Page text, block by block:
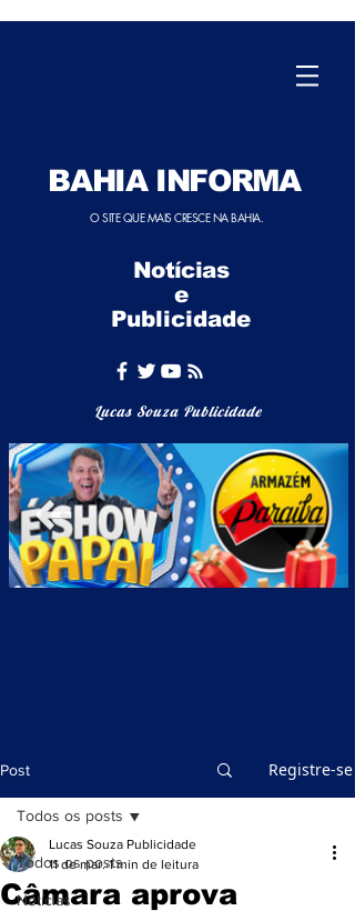
BAHIA INFORMA
O SITE QUE MAIS CRESCE NA BAHIA.
Notícias
e
Publicidade
Lucas Souza Publicidade
Post Registre-se
Todos os posts
Notícias
Todos os posts
Câmara aprova
Lucas Souza Publicidade
11 de mar. 1 min de leitura